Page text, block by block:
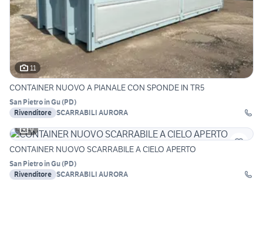
11
CONTAINER NUOVO A PIANALE CON SPONDE IN TR5
San Pietro in Gu(PD)
Rivenditore SCARRABILI AURORA
9
CONTAINER NUOVO SCARRABILE A CIELO APERTO
San Pietro in Gu(PD)
Rivenditore SCARRABILI AURORA